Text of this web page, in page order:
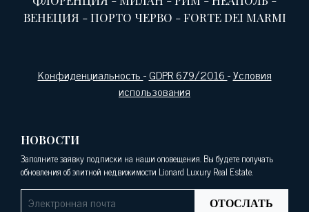
ВЕНЕЦИЯ -ПОРТО ЧЕРВО -FORTE DEI MARMI
Конфиденциальность-GDPR 679/2016-Условия
использования
НОВОСТИ
Заполните заявку подписки на наши оповещения. Вы будете получать
обновления об элитной недвижимости Lionard Luxury Real Estate.
ОТОСЛАТЬ